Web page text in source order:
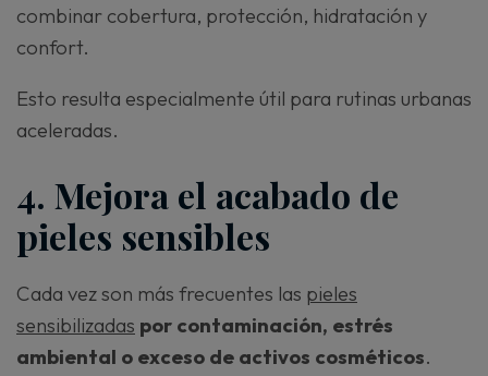
combinar cobertura, protección, hidratación y
confort.
Esto resulta especialmente útil para rutinas urbanas
aceleradas.
4. Mejora el acabado de
pieles sensibles
Cada vez son más frecuentes las pieles
sensibilizadas por contaminación, estrés
ambiental o exceso de activos cosméticos.